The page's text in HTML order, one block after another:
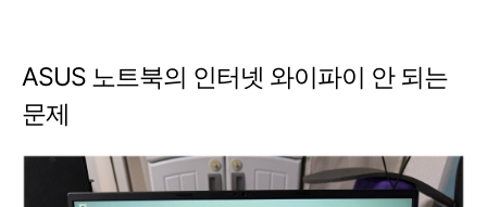
ASUS 노트북의 인터넷 와이파이 안 되는
문제